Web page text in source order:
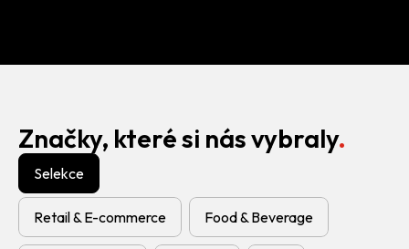
Značky, které si nás vybraly
Selekce
Retail & E-commerce Food & Beverage